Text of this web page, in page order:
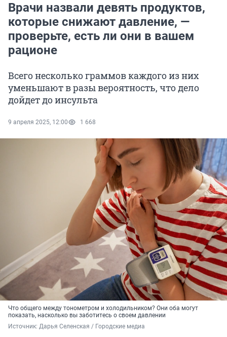
Врачи назвали девять продуктов,
которые снижают давление, —
проверьте, есть ли они в вашем
рационе
Всего несколько граммов каждого из них
уменьшают в разы вероятность, что дело
дойдет до инсульта
9 апреля 2025, 12:00 1 668
Что общего между тонометром и холодильником? Они оба могут
показать, насколько вы заботитесь о своем давлении
Источник: Дарья Селенская / Городские медиа